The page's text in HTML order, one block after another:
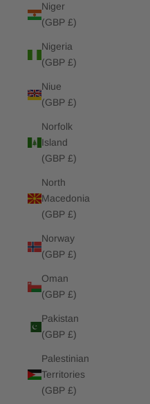
Niger
(GBP £)
Nigeria
(GBP £)
Niue
(GBP £)
Norfolk
Island
(GBP £)
North
Macedonia
(GBP £)
Norway
(GBP £)
Oman
(GBP £)
Pakistan
(GBP £)
Palestinian
Territories
(GBP £)